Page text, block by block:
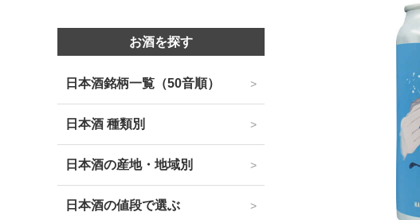
お酒を探す
日本酒銘柄一覧（50音順）
日本酒 種類別
日本酒の産地・地域別
日本酒の値段で選ぶ